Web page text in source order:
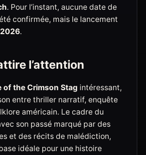
. Pour l’instant, aucune date de
confirmée, mais le lancement
2026.
l’attention
of the Crimson Stag intéressant,
entre thriller narratif, enquête
américain. Le cadre du
son passé marqué par des
et des récits de malédiction,
idéale pour une histoire